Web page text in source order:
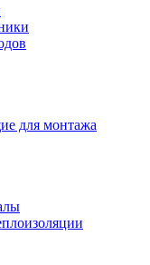
для монтажа